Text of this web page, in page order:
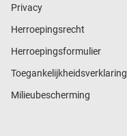
Privacy
Herroepingsrecht
Herroepingsformulier
Toegankelijkheidsverklaring
Milieubescherming